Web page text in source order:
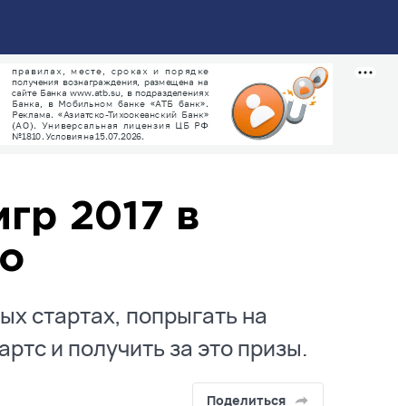
2017 в
стартах, попрыгать на
и получить за это призы.
Поделиться